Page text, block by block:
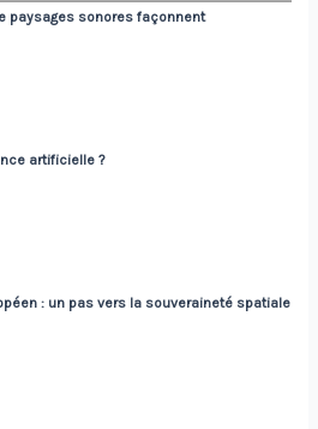
paysages sonores façonnent
artificielle ?
: un pas vers la souveraineté spatiale